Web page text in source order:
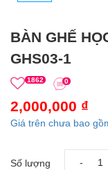
BÀN GHẾ
GHS03-1
1862 0
2,000,000 ₫
Giá trên chưa bao
Số lượng -